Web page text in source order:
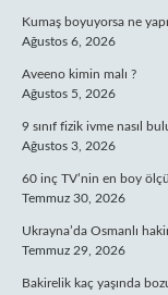
Kumaş boyuyorsa ne
Ağustos 6, 2026
Aveeno kimin malı ?
Ağustos 5, 2026
9 sınıf fizik ivme nasıl
Ağustos 3, 2026
60 inç TV’nin en boy
Temmuz 30, 2026
Ukrayna’da Osmanlı
Temmuz 29, 2026
Bakirelik kaç yaşında